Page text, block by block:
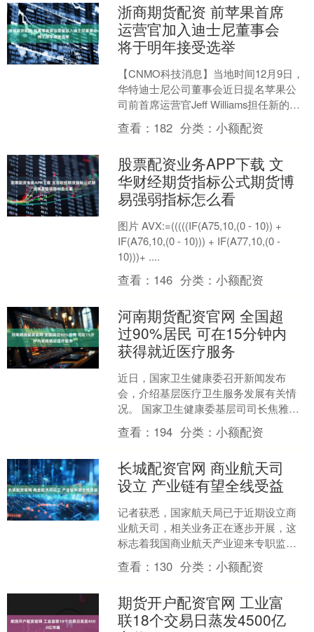
浙商期货配资 前苹果首席
运营官加入迪士尼董事会
将于明年接受选举
【CNMO科技消息】当地时间12月9日，
华特迪士尼公司董事会近日提名苹果公
司前首席运营官Jeff Williams担任新的独
立董事。他将在于2026年举行的年度....
查看： 182 分类：小额配资
股票配资业务APP下载 文
华财经期货指标公式期货博
易强弱指标怎么看
图片 AVX:=(((((IF(A75,10,(0 - 10)) +
IF(A76,10,(0 - 10))) + IF(A77,10,(0 -
10)))+ ....
查看： 146 分类：小额配资
河南期货配资官网 全国超
过90%居民 可在15分钟内
获得就近医疗服务
近日，国家卫生健康委召开新闻发布
会，介绍基层医疗卫生服务发展有关情
况。 国家卫生健康委基层司司长焦雅辉
表示，基层医疗卫生机构点多面广，也
是最贴近人民群众的医疗卫....
查看： 194 分类：小额配资
长城配资官网 商业航天司
设立 产业链有望全线受益
记者获悉，国家航天局已于近期设立商
业航天司，相关业务正在逐步开展，这
标志着我国商业航天产业迎来专职监管
机构，未来将持续推动我国商业航天高
质量发展，产业链有望全线....
查看： 130 分类：小额配资
期货开户配资官网 工业富
联18个交易日蒸发4500亿